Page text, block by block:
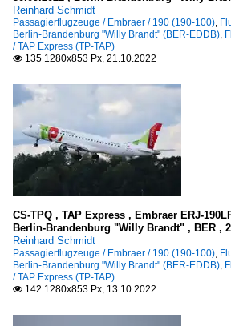
Reinhard Schmidt
Passagierflugzeuge / Embraer / 190 (190-100),
Berlin-Brandenburg "Willy Brandt" (BER-EDDB),
/ TAP Express (TP-TAP)
 135 1280x853 Px, 21.10.2022
CS-TPQ , TAP Express , Embraer ERJ-
Berlin-Brandenburg "Willy Brandt" , BER ,
Reinhard Schmidt
Passagierflugzeuge / Embraer / 190 (190-100),
Berlin-Brandenburg "Willy Brandt" (BER-EDDB),
/ TAP Express (TP-TAP)
 142 1280x853 Px, 13.10.2022